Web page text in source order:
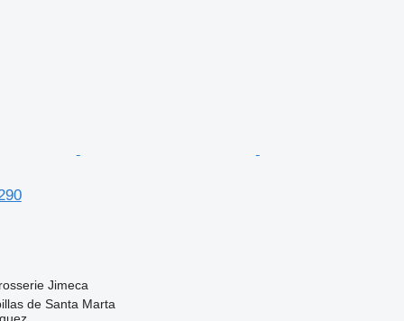
Jimeca
de Santa Marta